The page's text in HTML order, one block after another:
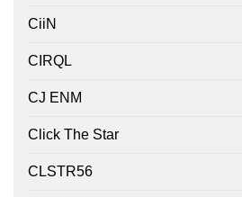
CiiN
CIRQL
CJ ENM
Click The Star
CLSTR56